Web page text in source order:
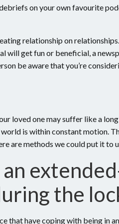
on your own favourite
relationship on
will get fun or beneficial, a
be aware that you’re
loved one may suffer like a
is within constant motion.
are methods we could put it to
the
that have coping with being in